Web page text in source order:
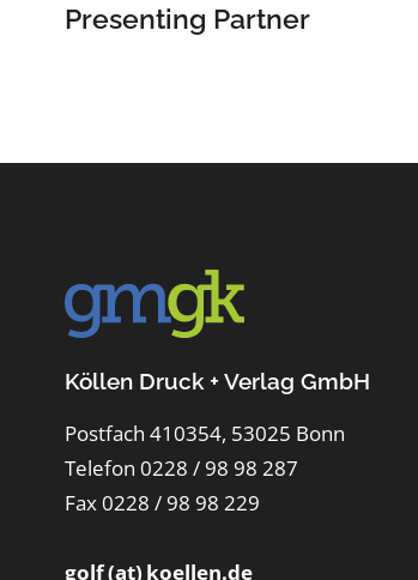
Presenting Partner
Köllen Druck + Verlag GmbH
Postfach 410354, 53025 Bonn
Telefon 0228 / 98 98 287
Fax 0228 / 98 98 229
golf (at) koellen.de